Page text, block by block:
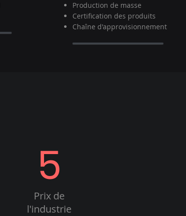
Production de masse
Certification des produits
Chaîne d'approvisionnement
5
Prix de
l'industrie